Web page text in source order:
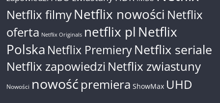
Netflix filmyNetflix nowości Netflix
oferta Netflix Originals netflix pl Netflix
Polska Netflix PremieryNetflix seriale
Netflix zapowiedzi Netflix zwiastuny
Nowości nowość premiera ShowMax UHD